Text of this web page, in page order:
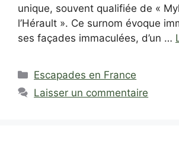
unique, souvent qualifiée de «
l’Hérault ». Ce surnom évoque
ses façades immaculées, d’un …
Catégories
Escapades en France
Laisser un commentaire